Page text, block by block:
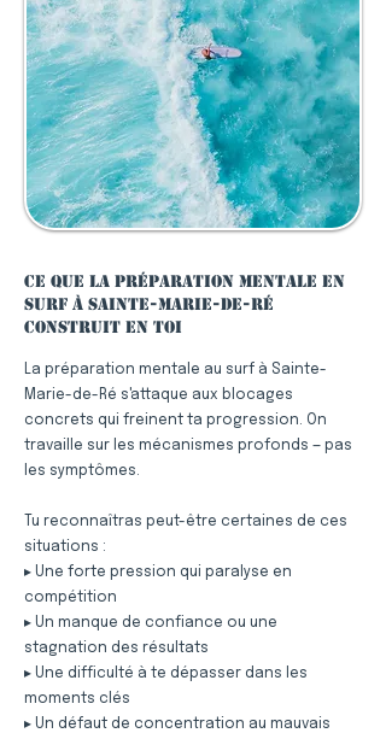
Ce que la préparation mentale en
surf à Sainte-Marie-de-Ré
construit en toi
La préparation mentale au surf à Sainte-
Marie-de-Ré s'attaque aux blocages
concrets qui freinent ta progression. On
travaille sur les mécanismes profonds — pas
les symptômes.
Tu reconnaîtras peut-être certaines de ces
situations :
▸ Une forte pression qui paralyse en
compétition
▸ Un manque de confiance ou une
stagnation des résultats
▸ Une difficulté à te dépasser dans les
moments clés
▸ Un défaut de concentration au mauvais